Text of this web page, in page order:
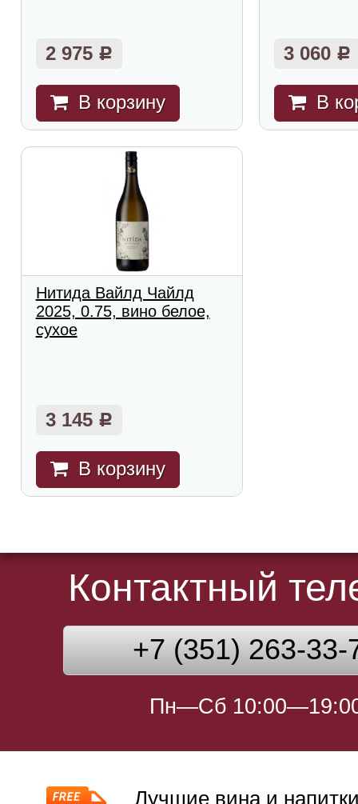
2 975 Р
В корзину
3 060 Р
В
Нитида Вайлд Чайлд
2025, 0.75, вино белое,
сухое
3 145 Р
В корзину
Контактный
+7 (351) 263-33-
Пн—Сб
Лучшие вина и